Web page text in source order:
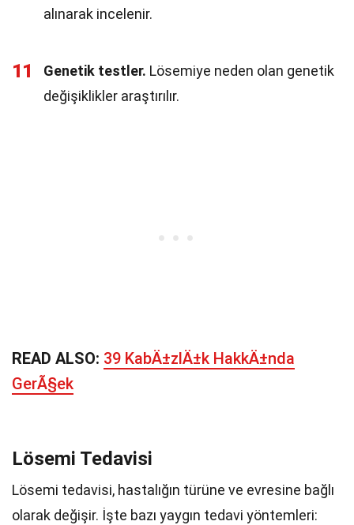
alınarak incelenir.
11 Genetik testler. Lösemiye neden olan genetik
değişiklikler araştırılır.
READ ALSO: 39 KabÄ±zlÄ±k HakkÄ±nda
GerÃ§ek
Lösemi Tedavisi
Lösemi tedavisi, hastalığın türüne ve evresine bağlı
olarak değişir. İşte bazı yaygın tedavi yöntemleri: